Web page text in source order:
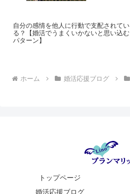
自分の感情を他人に行動で支配されてい
る？【婚活でうまくいかないと思い込む
パターン】
ホーム 婚活応援ブログ
トップページ
婚活応援ブログ